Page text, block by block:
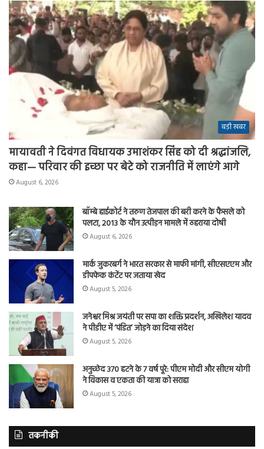
बड़ी खबर
मायावती ने दिवंगत विधायक उमाशंकर सिंह को दी श्रद्धांजलि,
कहा— परिवार की इच्छा पर बेटे को राजनीति में लाएंगे आगे
August 6, 2026
बॉम्बे हाईकोर्ट ने तरुण तेजपाल की बरी करने के फैसले को
पलटा, 2013 के यौन उत्पीड़न मामले में ठहराया दोषी
August 6, 2026
मार्क जुकरबर्ग ने भारत सरकार से माफी मांगी, सीएसएएम और
डीपफेक कंटेंट पर जताया खेद
August 5, 2026
जनेश्वर मिश्र जयंती पर सपा का शक्ति प्रदर्शन, अखिलेश यादव
ने पीडीए में ‘पंडित’ जोड़ने का दिया संदेश
August 5, 2026
अनुच्छेद 370 हटने के 7 वर्ष पूरे: पीएम मोदी और सीएम योगी
ने विकास व एकता की यात्रा को सराहा
August 5, 2026
तकनीकी